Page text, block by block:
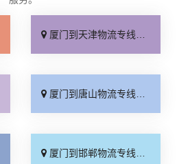
厦门到天津物流专线_运保时效「高效快运」
厦门到唐山物流专线_全境派送「收费介绍」
厦门到邯郸物流专线_物流拼车「全境配送」